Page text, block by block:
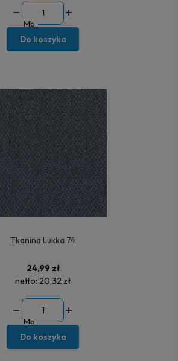
Mb
Do koszyka
Tkanina Lukka 74
24,99 zł
netto: 20,32 zł
Mb
Do koszyka